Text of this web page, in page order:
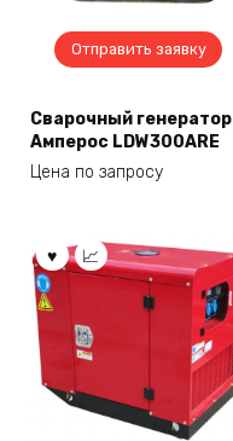
Отправить заявку
Сварочный генератор
Амперос LDW300ARE
Цена по запросу